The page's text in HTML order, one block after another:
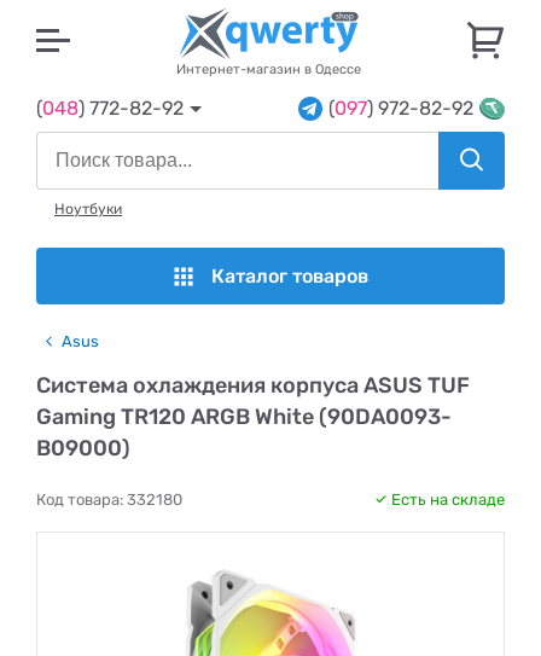
Интернет-магазин в Одессе
(048) 772-82-92 (097) 972-82-92
Ноутбуки
Каталог товаров
Asus
Система охлаждения корпуса ASUS TUF
Gaming TR120 ARGB White (90DA0093-
B09000)
Код товара: 332180 Есть на складе